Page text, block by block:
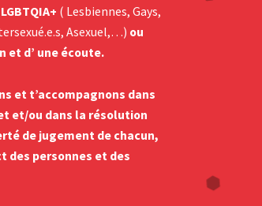
( Lesbiennes, Gays,
Asexuel,…) ou
et d’ une écoute.
et t’accompagnons dans
et/ou dans la résolution
de jugement de chacun,
des personnes et des